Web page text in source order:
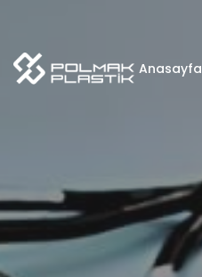
Anasayfa